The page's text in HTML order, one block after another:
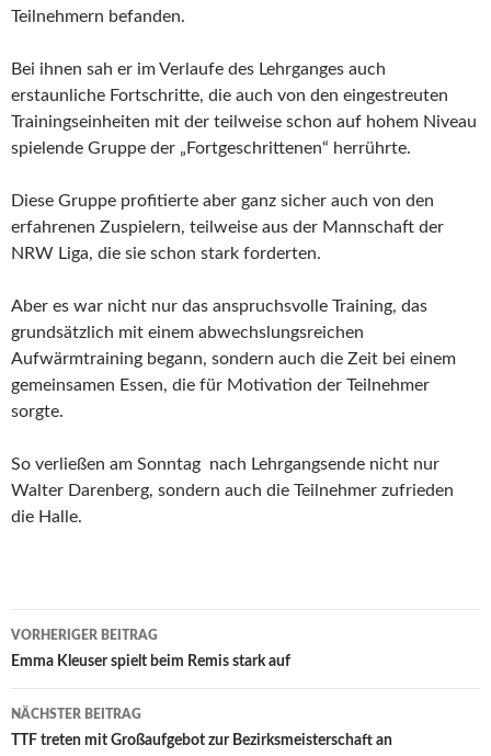
Teilnehmern befanden.
Bei ihnen sah er im Verlaufe des Lehrganges auch
erstaunliche Fortschritte, die auch von den eingestreuten
Trainingseinheiten mit der teilweise schon auf hohem Niveau
spielende Gruppe der „Fortgeschrittenen“ herrührte.
Diese Gruppe profitierte aber ganz sicher auch von den
erfahrenen Zuspielern, teilweise aus der Mannschaft der
NRW Liga, die sie schon stark forderten.
Aber es war nicht nur das anspruchsvolle Training, das
grundsätzlich mit einem abwechslungsreichen
Aufwärmtraining begann, sondern auch die Zeit bei einem
gemeinsamen Essen, die für Motivation der Teilnehmer
sorgte.
So verließen am Sonntag nach Lehrgangsende nicht nur
Walter Darenberg, sondern auch die Teilnehmer zufrieden
die Halle.
Beitrags-
Navigation
VORHERIGER BEITRAG
Emma Kleuser spielt beim Remis stark auf
NÄCHSTER BEITRAG
TTF treten mit Großaufgebot zur Bezirksmeisterschaft an